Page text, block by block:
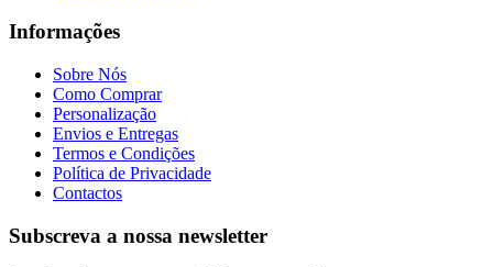
Informações
Sobre Nós
Como Comprar
Personalização
Envios e Entregas
Termos e Condições
Política de Privacidade
Contactos
Subscreva a nossa newsletter